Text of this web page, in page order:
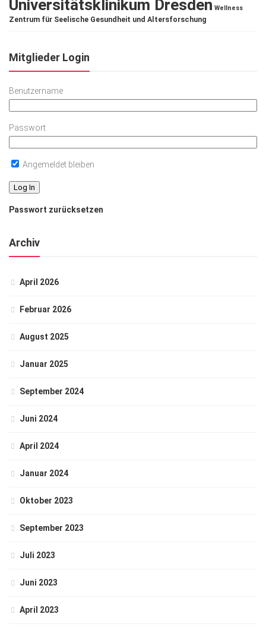
Universitätsklinikum Dresden Wellness
Zentrum für Seelische Gesundheit und Altersforschung
Mitglieder Login
Benutzername
Passwort
Angemeldet bleiben
Passwort zurücksetzen
Archiv
April 2026
Februar 2026
August 2025
Januar 2025
September 2024
Juni 2024
April 2024
Januar 2024
Oktober 2023
September 2023
Juli 2023
Juni 2023
April 2023